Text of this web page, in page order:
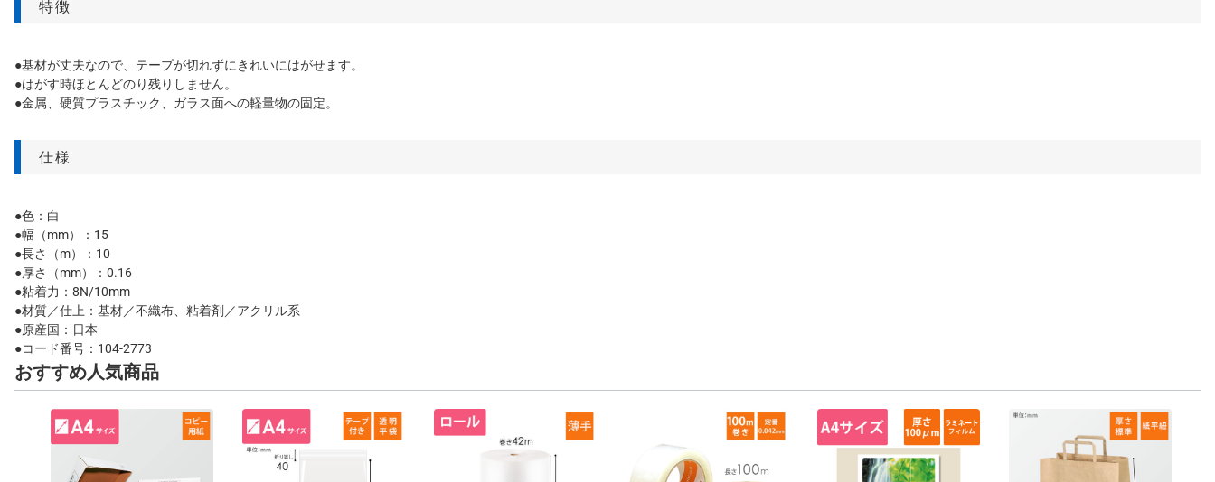
特徴
●基材が丈夫なので、テープが切れずにきれいにはがせます。
●はがす時ほとんどのり残りしません。
●金属、硬質プラスチック、ガラス面への軽量物の固定。
仕様
●色：白
●幅（mm）：15
●長さ（m）：10
●厚さ（mm）：0.16
●粘着力：8N/10mm
●材質／仕上：基材／不織布、粘着剤／アクリル系
●原産国：日本
●コード番号：104-2773
おすすめ人気商品